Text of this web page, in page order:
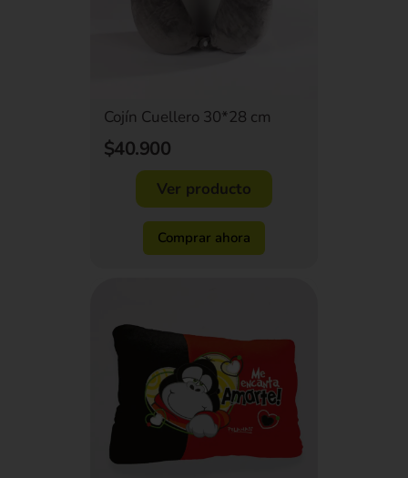
Cojín Cuellero 30*28 cm
$40.900
Ver producto
Comprar ahora